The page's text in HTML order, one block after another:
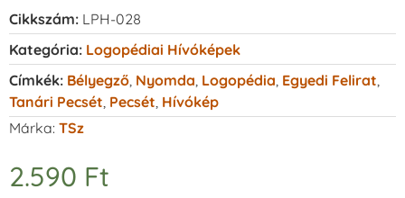
Cikkszám: LPH-028
Kategória: Logopédiai Hívóképek
Címkék: Bélyegző Nyomda Logopédia Egyedi Felirat
Tanári Pecsét Pecsét Hívókép
Márka: TSz
2.590 Ft